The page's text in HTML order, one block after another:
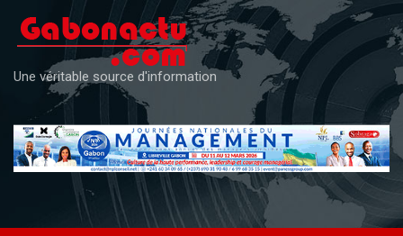
content
Une véritable source d'information